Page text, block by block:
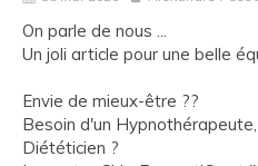
On parle de nous ...
Un joli article pour une belle
Envie de mieux-être ??
Besoin d'un
Diététicien ?